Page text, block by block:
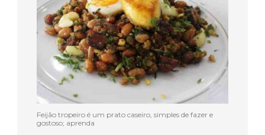
Feijão tropeiro é um prato caseiro, simples de fazer e
gostoso; aprenda